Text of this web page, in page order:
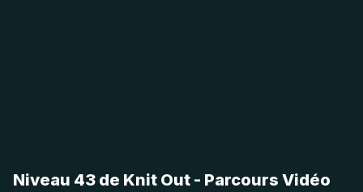
Niveau 43 de Knit Out - Parcours Vidéo